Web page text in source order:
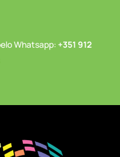
Whatsapp: +351 912